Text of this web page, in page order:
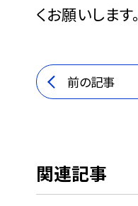
くお願いします。
前の記事
関連記事